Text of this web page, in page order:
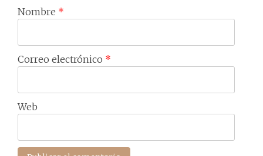
Nombre *
Correo electrónico *
Web